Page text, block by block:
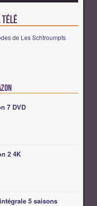
télé
de Les Schtroumpfs
7 DVD
2 4K
5 saisons